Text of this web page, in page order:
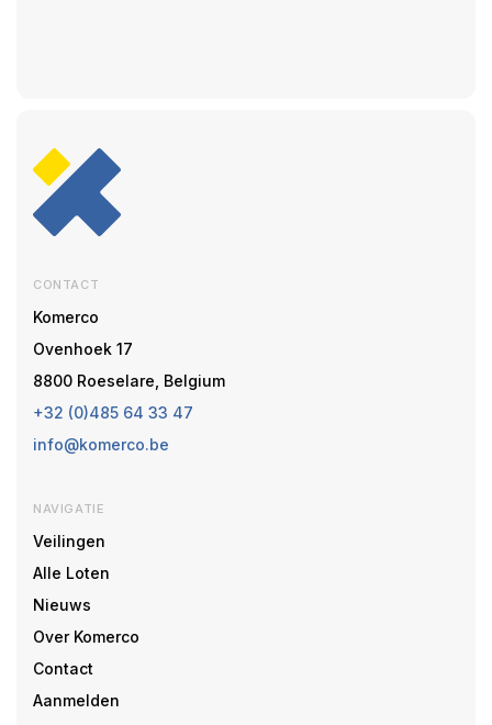
CONTACT
Komerco
Ovenhoek 17
8800 Roeselare, Belgium
+32 (0)485 64 33 47
info@komerco.be
NAVIGATIE
Veilingen
Alle Loten
Nieuws
Over Komerco
Contact
Aanmelden